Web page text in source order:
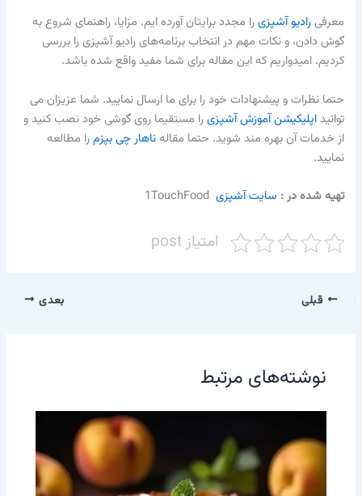
معرفیرادیو آشپزیرا مجدد برایتان آورده ایم. مزایا، راهنمای شروع به
گوش دادن، و نکات مهم در انتخاب برنامه‌های رادیو آشپزی را بررسی
کردیم. امیدواریم که این مقاله برای شما مفید واقع شده باشد.
حتما نظرات و پیشنهادات خود را برای ما ارسال نمایید. شما عزیزان می
توانیداپلیکیشن آموزش آشپزیرا مستقیما روی گوشی خود نصب کنید و
از خدمات آن بهره مند شوید. حتما مقالهناهار چی بپزمرا مطالعه
نمایید.
تهیه شده در :‌ سایت آشپزی 1TouchFood
امتیاز post
قبلی بعدی
نوشته‌های مرتبط